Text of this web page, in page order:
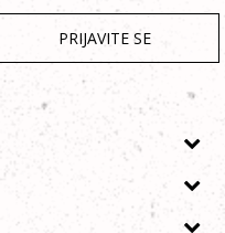
PRIJAVITE SE